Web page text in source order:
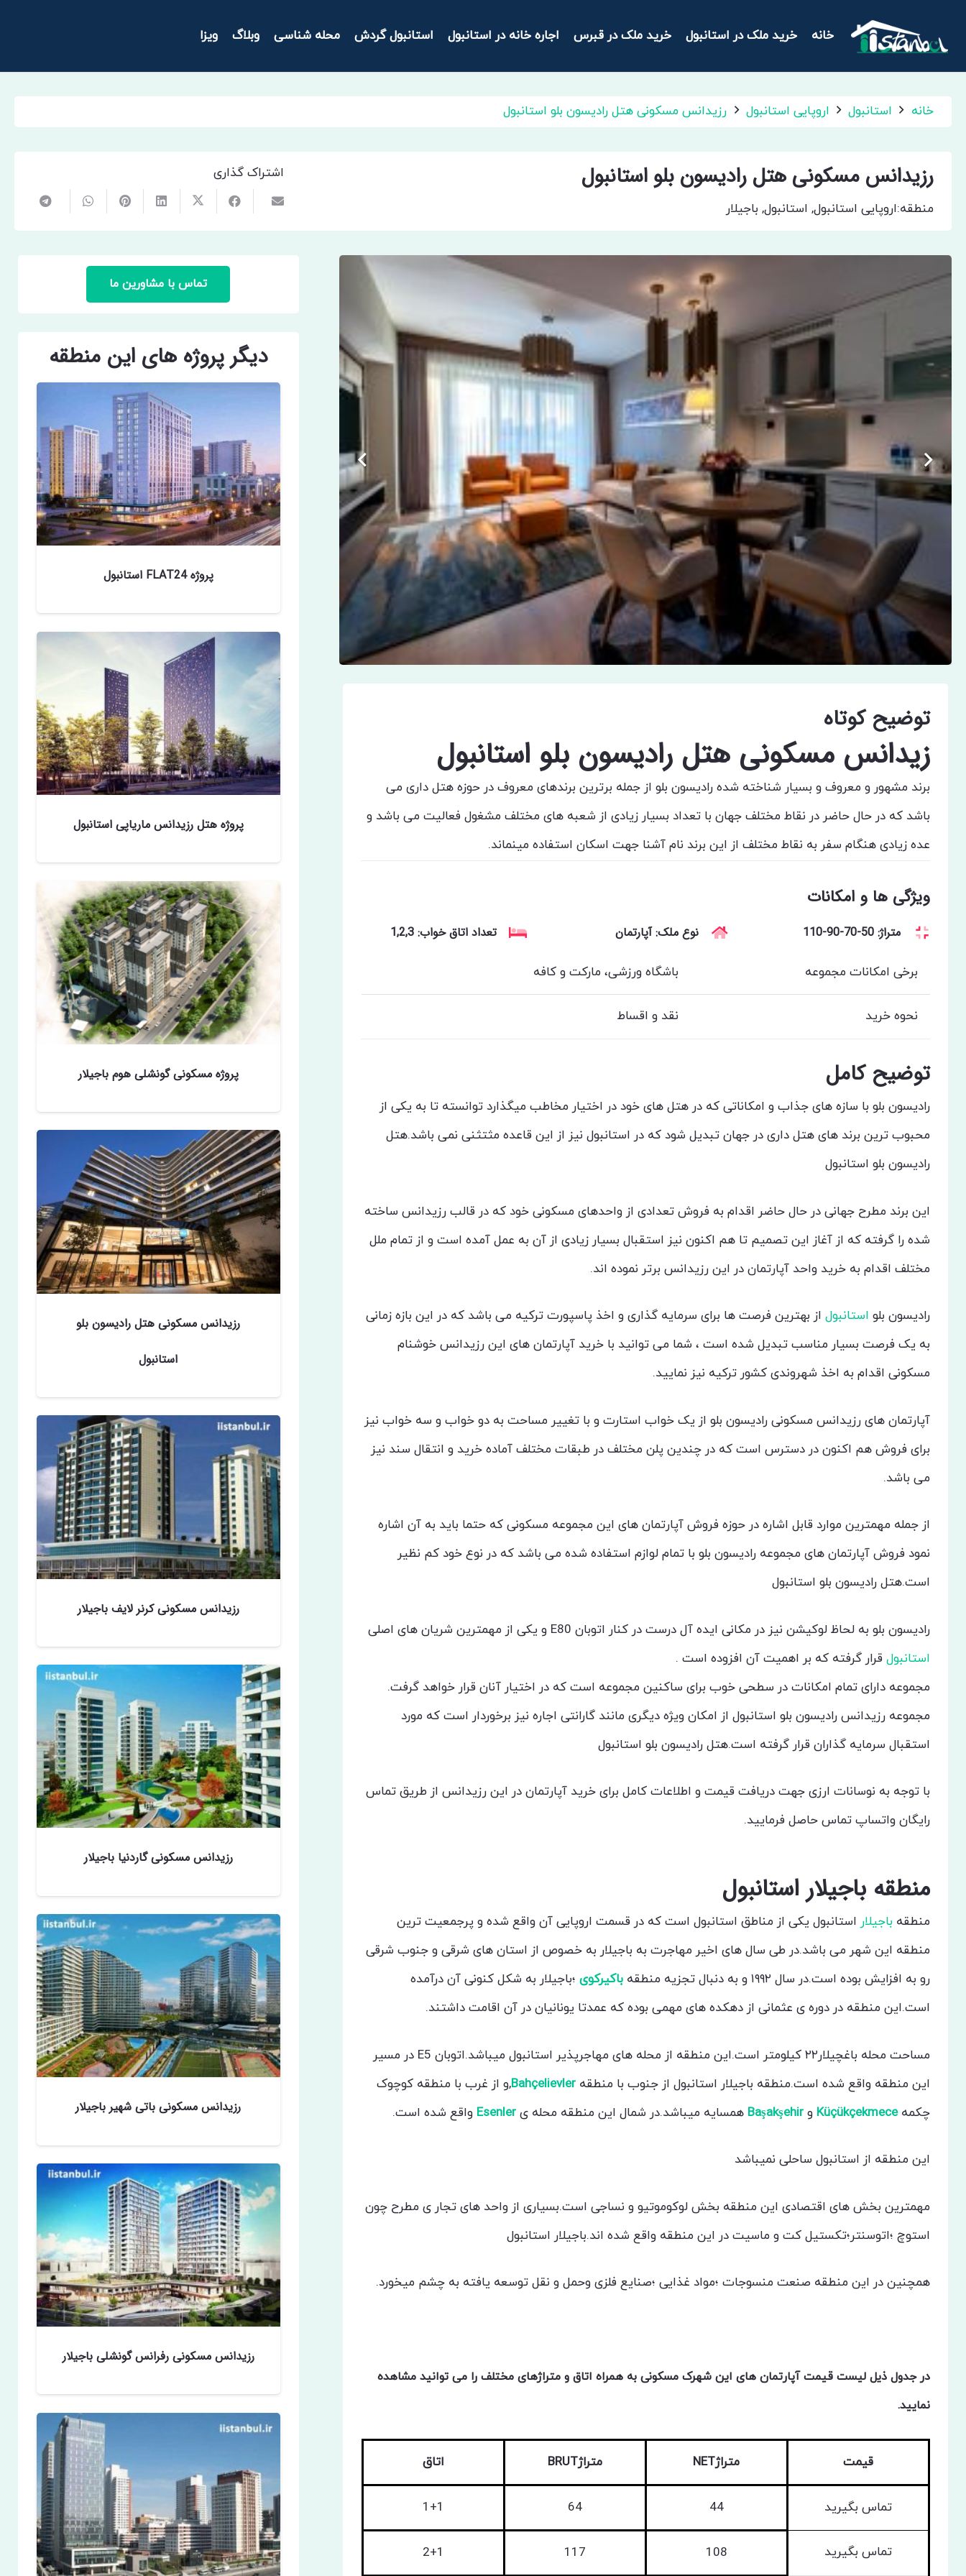
خانه خرید ملک در استانبول خرید ملک در قبرس اجاره خانه در استانبول استانبول گردش محله شناسی وبلاگ ویزا
خانه استانبول اروپایی استانبول رزیدانس مسکونی هتل رادیسون بلو استانبول
رزیدانس مسکونی هتل رادیسون بلو استانبول
منطقه:اروپایی استانبول, استانبول, باجیلار
اشتراک گذاری
توضیح کوتاه
زیدانس مسکونی هتل رادیسون بلو استانبول
برند مشهور و معروف و بسیار شناخته شده رادیسون بلو از جمله برترین برندهای معروف در حوزه هتل داری می
باشد که در حال حاضر در نقاط مختلف جهان با تعداد بسیار زیادی از شعبه های مختلف مشغول فعالیت می باشد و
عده زیادی هنگام سفر به نقاط مختلف از این برند نام آشنا جهت اسکان استفاده مینماند.
ویژگی ها و امکانات
متراژ: 50-70-90-110 نوع ملک: آپارتمان تعداد اتاق خواب: 1,2,3
برخی امکانات مجموعه باشگاه ورزشی، مارکت و کافه
نحوه خرید نقد و اقساط
توضیح کامل
رادیسون بلو با سازه های جذاب و امکاناتی که در هتل های خود در اختیار مخاطب میگذارد توانسته تا به یکی از
محبوب ترین برند های هتل داری در جهان تبدیل شود که در استانبول نیز از این قاعده مثتثنی نمی باشد.هتل
رادیسون بلو استانبول
این برند مطرح جهانی در حال حاضر اقدام به فروش تعدادی از واحدهای مسکونی خود که در قالب رزیدانس ساخته
شده را گرفته که از آغاز این تصمیم تا هم اکنون نیز استقبال بسیار زیادی از آن به عمل آمده است و از تمام ملل
مختلف اقدام به خرید واحد آپارتمان در این رزیدانس برتر نموده اند.
رادیسون بلو استانبول از بهترین فرصت ها برای سرمایه گذاری و اخذ پاسپورت ترکیه می باشد که در این بازه زمانی
به یک فرصت بسیار مناسب تبدیل شده است ، شما می توانید با خرید آپارتمان های این رزیدانس خوشنام
مسکونی اقدام به اخذ شهروندی کشور ترکیه نیز نمایید.
آپارتمان های رزیدانس مسکونی رادیسون بلو از یک خواب استارت و با تغییر مساحت به دو خواب و سه خواب نیز
برای فروش هم اکنون در دسترس است که در چندین پلن مختلف در طبقات مختلف آماده خرید و انتقال سند نیز
می باشد.
از جمله مهمترین موارد قابل اشاره در حوزه فروش آپارتمان های این مجموعه مسکونی که حتما باید به آن اشاره
نمود فروش آپارتمان های مجموعه رادیسون بلو با تمام لوازم استفاده شده می باشد که در نوع خود کم نظیر
است.هتل رادیسون بلو استانبول
رادیسون بلو به لحاظ لوکیشن نیز در مکانی ایده آل درست در کنار اتوبان E80 و یکی از مهمترین شریان های اصلی
استانبول قرار گرفته که بر اهمیت آن افزوده است .
مجموعه دارای تمام امکانات در سطحی خوب برای ساکنین مجموعه است که در اختیار آنان قرار خواهد گرفت.
مجموعه رزیدانس رادیسون بلو استانبول از امکان ویژه دیگری مانند گارانتی اجاره نیز برخوردار است که مورد
استقبال سرمایه گذاران قرار گرفته است.هتل رادیسون بلو استانبول
با توجه به نوسانات ارزی جهت دریافت قیمت و اطلاعات کامل برای خرید آپارتمان در این رزیدانس از طریق تماس
رایگان واتساپ تماس حاصل فرمایید.
منطقه باجیلار استانبول
منطقه باجیلار استانبول یکی از مناطق استانبول است که در قسمت اروپایی آن واقع شده و پرجمعیت ترین
منطقه این شهر می باشد.در طی سال های اخیر مهاجرت به باجیلار به خصوص از استان های شرقی و جنوب شرقی
رو به افزایش بوده است.در سال ۱۹۹۲ و به دنبال تجزیه منطقه
باکیرکوی ؛باجیلار به شکل کنونی آن درآمده
است.این منطقه در دوره ی عثمانی از دهکده های مهمی بوده که عمدتا یونانیان در آن اقامت داشتند.
مساحت محله باغچیلار۲۲ کیلومتر است.این منطقه از محله های مهاجرپذیر استانبول میباشد.اتوبان E5 در مسیر
این منطقه واقع شده است.منطقه باجیلار استانبول از جنوب با منطقهBahçelievler,و از غرب با منطقه کوچوک
چکمهKüçükçekmece وBaşakşehir همسایه میباشد.در شمال این منطقه محله یEsenler واقع شده است.
این منطقه از استانبول ساحلی نمیباشد
مهمترین بخش های اقتصادی این منطقه بخش لوکوموتیو و نساجی است.بسیاری از واحد های تجار ی مطرح چون
استوچ ؛اتوسنتر؛تکستیل کت و ماسیت در این منطقه واقع شده اند.باجیلار استانبول
همچنین در این منطقه صنعت منسوجات ؛مواد غذایی ؛صنایع فلزی وحمل و نقل توسعه یافته به چشم میخورد.
در جدول ذیل لیست قیمت آپارتمان های این شهرک مسکونی به همراه اتاق و متراژهای مختلف را می توانید مشاهده
نمایید.
قیمت متراژNET متراژBRUT اتاق
تماس بگیرید 44
64
1+1
تماس بگیرید 108
117
2+1
تماس با مشاورین ما
دیگر پروژه های این منطقه
پروژه FLAT24 استانبول
پروژه هتل رزیدانس ماریاپی استانبول
پروژه مسکونی گونشلی هوم باجیلار
رزیدانس مسکونی هتل رادیسون بلو
استانبول
رزیدانس مسکونی کرنر لایف باجیلار
رزیدانس مسکونی گاردنیا باجیلار
رزیدانس مسکونی باتی شهیر باجیلار
رزیدانس مسکونی رفرانس گونشلی باجیلار